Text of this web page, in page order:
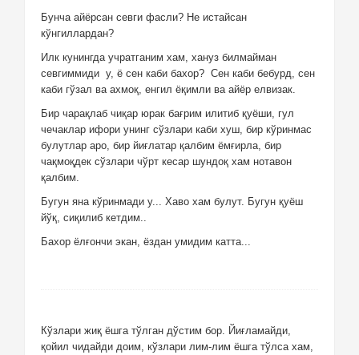
Бунча айёрсан севги фасли? Не истайсан
кўнгиллардан?
Илк кунингда учратганим хам, хануз билмайман
севгиммиди у, ё сен каби бахор? Сен каби бебурд, сен
каби гўзал ва ахмоқ, енгил ёқимли ва айёр елвизак.
Бир чарақлаб чиқар юрак бағрим илитиб қуёши, гул
чечаклар ифори унинг сўзлари каби хуш, бир кўринмас
булутлар аро, бир йиғлатар қалбим ёмғирла, бир
чақмоқдек сўзлари чўрт кесар шундоқ хам нотавон
қалбим.
Бугун яна кўринмади у... Хаво хам булут. Бугун қуёш
йўқ, сиқилиб кетдим..
Бахор ёлғончи экан, ёздан умидим катта...
Кўзлари жиқ ёшга тўлган дўстим бор. Йиғламайди,
қойил чидайди доим, кўзлари лим-лим ёшга тўлса хам,